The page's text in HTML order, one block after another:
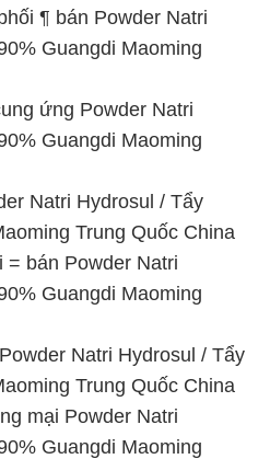
¶ bán Powder Natri
Guangdi Maoming
ứng Powder Natri
Guangdi Maoming
Natri Hydrosul / Tẩy
Trung Quốc China
= bán Powder Natri
Guangdi Maoming
Natri Hydrosul / Tẩy
Trung Quốc China
mại Powder Natri
Guangdi Maoming